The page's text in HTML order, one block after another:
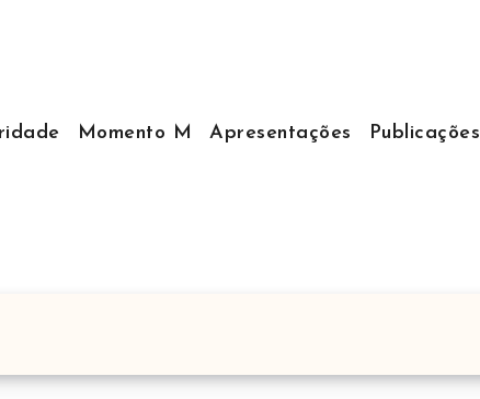
Momento M Apresentações Publicações